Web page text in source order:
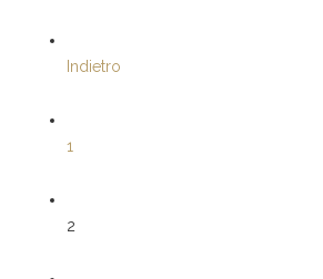
Indietro
1
2